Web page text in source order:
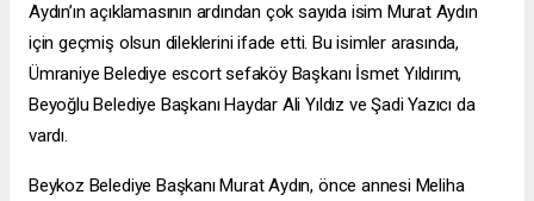
Aydın’ın açıklamasının ardından çok sayıda isim Murat Aydın
için geçmiş olsun dileklerini ifade etti. Bu isimler arasında,
Ümraniye Belediye escort sefaköyBaşkanı İsmet Yıldırım,
Beyoğlu Belediye Başkanı Haydar Ali Yıldız ve Şadi Yazıcı da
vardı.
Beykoz Belediye Başkanı Murat Aydın, önce annesi Meliha